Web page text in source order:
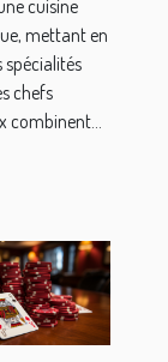
cuisine
mettant en
spécialités
chefs